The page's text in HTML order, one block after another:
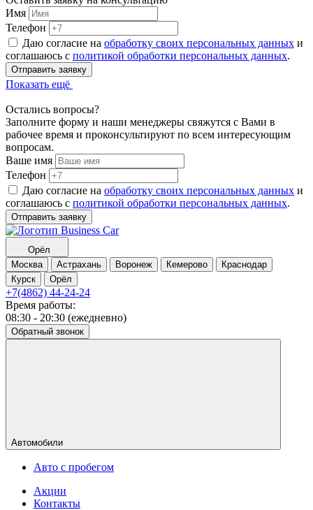
Имя
Телефон
Даю согласие на обработку своих персональных данных и
соглашаюсь с политикой обработки персональных данных.
Отправить заявку
Показать ещё
Остались вопросы?
Заполните форму и наши менеджеры свяжутся с Вами в
рабочее время и проконсультируют по всем интересующим
вопросам.
Ваше имя
Телефон
Даю согласие на обработку своих персональных данных и
соглашаюсь с политикой обработки персональных данных.
Отправить заявку
Орёл
Москва
Астрахань Воронеж Кемерово
Краснодар
Курск
Орёл
+7(4862) 44-24-24
Время работы:
08:30 - 20:30 (ежедневно)
Обратный звонок
Автомобили
Авто с пробегом
Акции
Контакты